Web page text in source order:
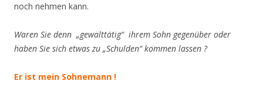
noch nehmen kann.
Waren Sie denn „gewalttätig“ ihrem Sohn gegenüber oder
haben Sie sich etwas zu „Schulden“ kommen lassen ?
Er ist mein Sohnemann !